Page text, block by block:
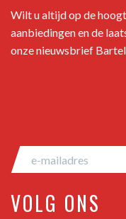
Wilt u altijd op de
aanbiedingen en de
onze nieuwsbrief
VOLG ONS